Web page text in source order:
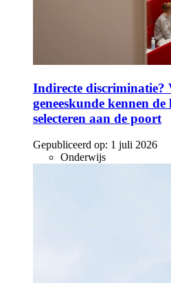
Indirecte discriminatie?
geneeskunde kennen
selecteren aan de poort
Gepubliceerd op: 1 juli 2026
Onderwijs